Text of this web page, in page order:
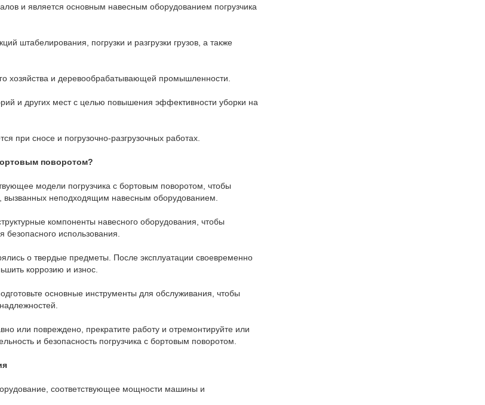
и является основным навесным оборудованием погрузчика
штабелирования, погрузки и разгрузки грузов, а также
хозяйства и деревообрабатывающей промышленности.
и других мест с целью повышения эффективности уборки на
при сносе и погрузочно-разгрузочных работах.
поворотом?
модели погрузчика с бортовым поворотом, чтобы
вызванных неподходящим навесным оборудованием.
компоненты навесного оборудования, чтобы
безопасного использования.
о твердые предметы. После эксплуатации своевременно
коррозию и износ.
основные инструменты для обслуживания, чтобы
или повреждено, прекратите работу и отремонтируйте или
и безопасность погрузчика с бортовым поворотом.
соответствующее мощности машины и